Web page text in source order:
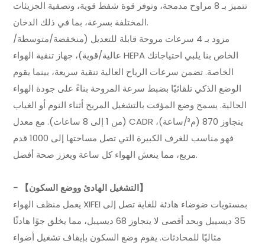
تتميز بـ 8 مراوح مدمجة، وتوفر قوة شفط قوية، وتصفية الجزيئات
المختلفة بسرعة، بما في ذلك الدخان.
مزود بـ 4 سرعات مروحة قابلة للتعديل (منخفضة/متوسطة/
عالية/قوية)، جهاز تنقية الهواء HEPA الخاص بنا يلبي احتياجاتك
الخاصة. تضمن سرعات الرياح العالية تنقية سريعة، بينما يقوم
الوضع الذكي تلقائيًا بضبط سرعة المروحة بناءً على جودة الهواء
الحالية. يسمح وضع المؤقت بالتشغيل المريح أثناء النوم أو الغياب
(من 1 إلى 8 ساعات). مع معدل CADR يتجاوز 870 (م³/ساعة)،
فهو مناسب للغرف الكبيرة التي تصل مساحتها إلى 1000 قدم
مربع، مما ينعش الهواء كل ساعة ويعزز صحة أفضل.
- 【التشغيل الهادئ ووضع السكون】
يعمل منظف الهواء XIFEI بمستويات ضوضاء هادئة للغاية تصل إلى
35 ديسيبل وبحد أقصى لا يتجاوز 68 ديسيبل، مما يخلق جوًا هادئًا
مثاليًا للمحادثات. يقوم وضع السكون بإيقاف تشغيل أضواء